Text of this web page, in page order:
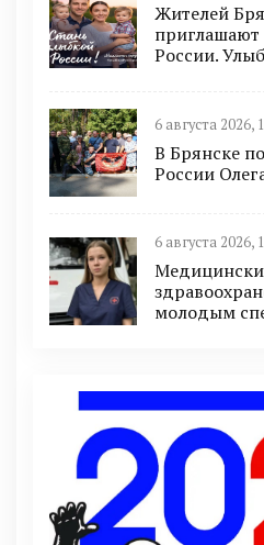
Жителей
приглашают
России.
6 августа 2026,
В Брянске
России
6 августа 2026,
молодым